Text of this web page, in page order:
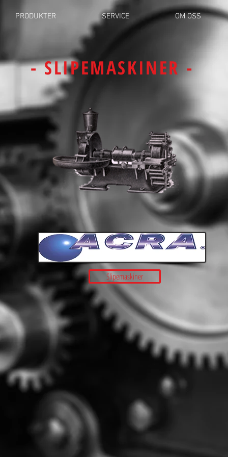
PRODUKTER SERVICE OM OSS
- SLIPEMASKINER -
Slipemaskiner